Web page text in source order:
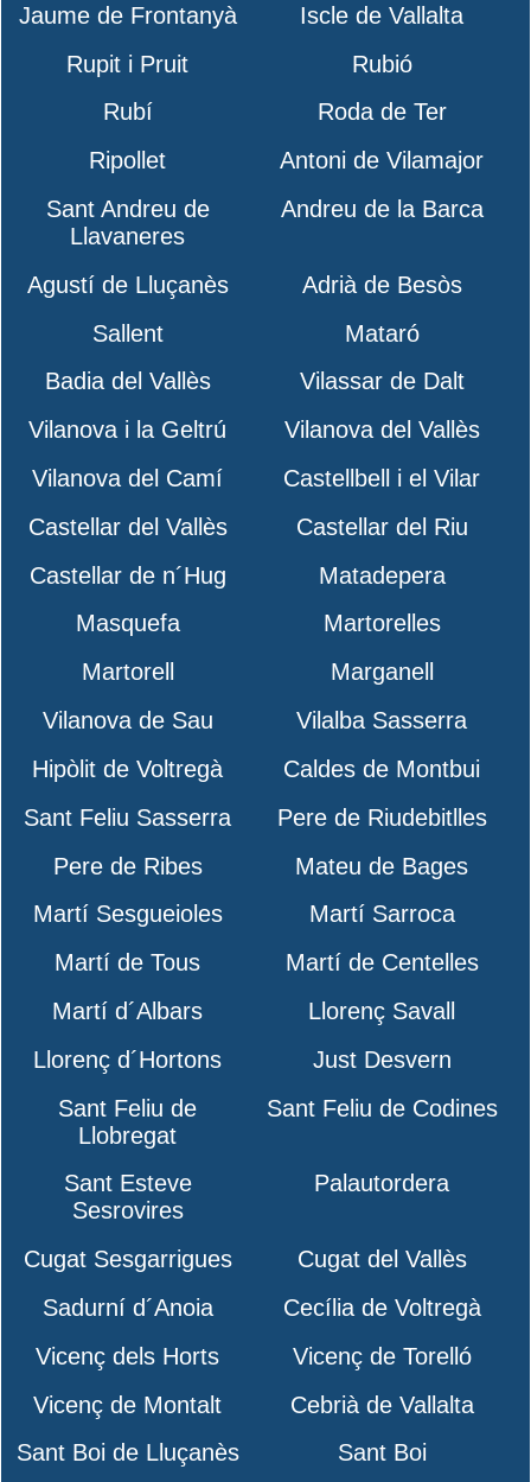
Jaume de Frontanyà
Iscle de Vallalta
Rupit i Pruit
Rubió
Rubí
Roda de Ter
Ripollet
Antoni de Vilamajor
Sant Andreu de
Llavaneres
Andreu de la Barca
Agustí de Lluçanès
Adrià de Besòs
Sallent
Mataró
Badia del Vallès
Vilassar de Dalt
Vilanova i la Geltrú
Vilanova del Vallès
Vilanova del Camí
Castellbell i el Vilar
Castellar del Vallès
Castellar del Riu
Castellar de n´Hug
Matadepera
Masquefa
Martorelles
Martorell
Marganell
Vilanova de Sau
Vilalba Sasserra
Hipòlit de Voltregà
Caldes de Montbui
Sant Feliu Sasserra
Pere de Riudebitlles
Pere de Ribes
Mateu de Bages
Martí Sesgueioles
Martí Sarroca
Martí de Tous
Martí de Centelles
Martí d´Albars
Llorenç Savall
Llorenç d´Hortons
Just Desvern
Sant Feliu de
Llobregat
Sant Feliu de Codines
Sant Esteve
Sesrovires
Palautordera
Cugat Sesgarrigues
Cugat del Vallès
Sadurní d´Anoia
Cecília de Voltregà
Vicenç dels Horts
Vicenç de Torelló
Vicenç de Montalt
Cebrià de Vallalta
Sant Boi de Lluçanès
Sant Boi